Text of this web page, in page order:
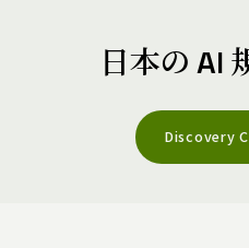
日本の AI
Discovery